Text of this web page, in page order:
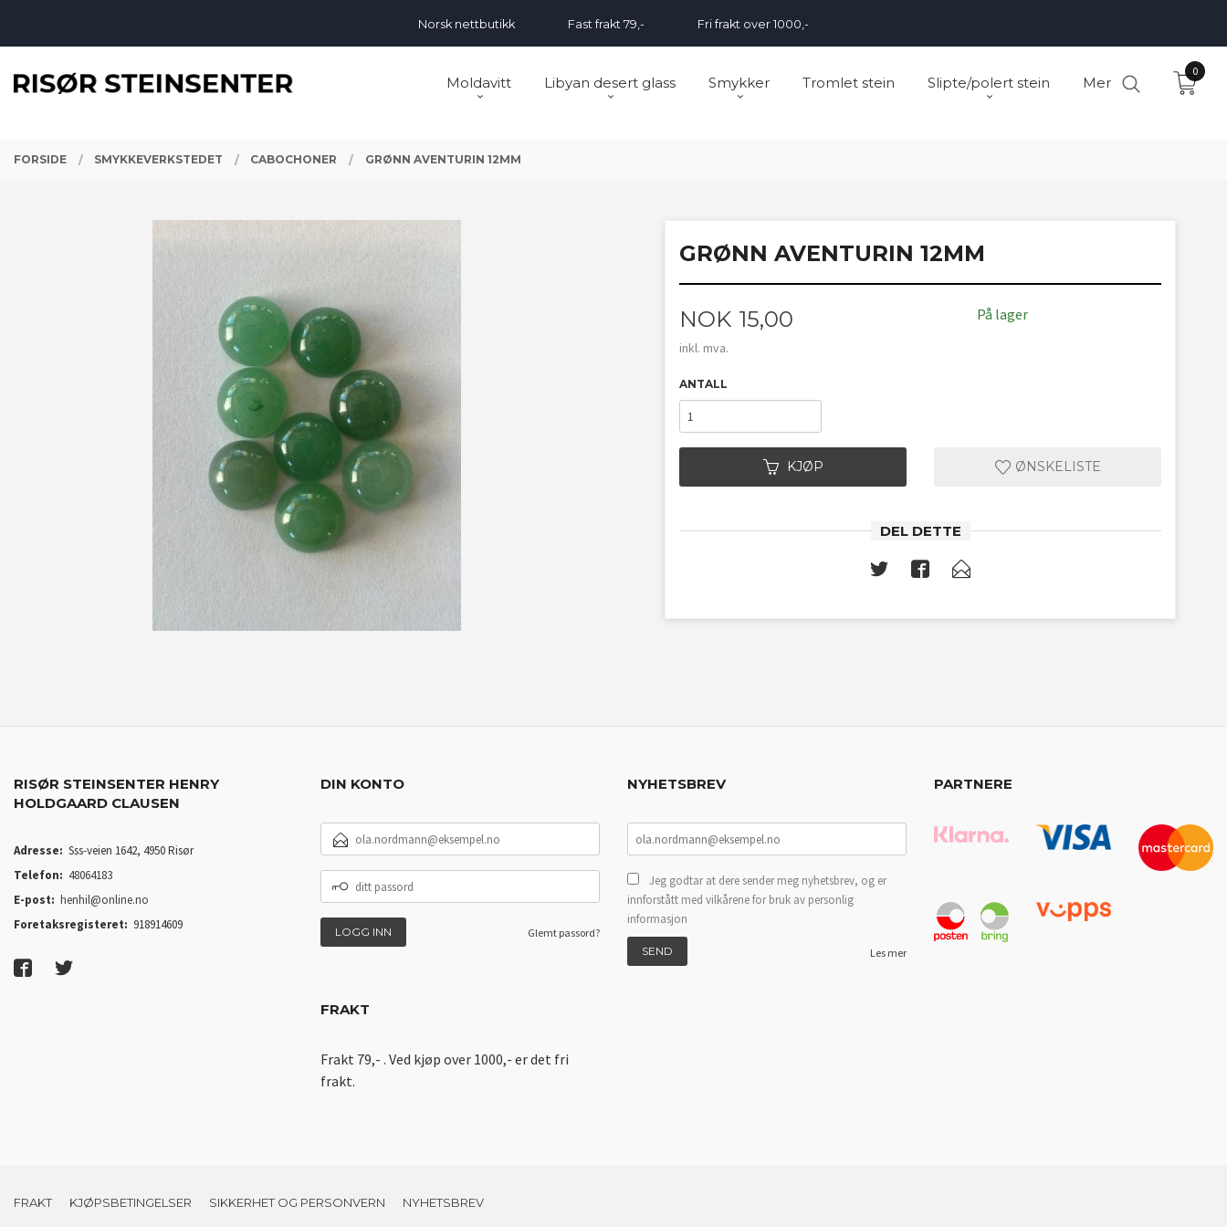
Norsk nettbutikk Fast frakt 79,- Fri frakt over 1000,-
Moldavitt Libyan desert glass Smykker Tromlet stein Slipte/polert stein Mer
0
FORSIDE SMYKKEVERKSTEDET CABOCHONER GRØNN AVENTURIN 12MM
GRØNN AVENTURIN 12MM
Pris
NOK 15,00
inkl. mva.
På lager
ANTALL
KJØP ØNSKELISTE
DEL DETTE
RISØR STEINSENTER HENRY
HOLDGAARD CLAUSEN
Adresse: Sss-veien 1642, 4950 Risør
Telefon: 48064183
E-post: henhil@online.no
Foretaksregisteret: 918914609
DIN KONTO
POSTADRESSE
PASSORD
Glemt passord?
FRAKT
Frakt 79,- . Ved kjøp over 1000,- er det fri
frakt.
NYHETSBREV
Jeg godtar at dere sender meg nyhetsbrev, og er
innforstått med vilkårene for bruk av personlig
informasjon
Les mer
PARTNERE
FRAKT KJØPSBETINGELSER SIKKERHET OG PERSONVERN NYHETSBREV